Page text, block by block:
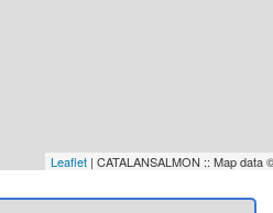
Leaflet | CATALANSALMON :: Map data